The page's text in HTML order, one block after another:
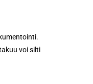
voi silti